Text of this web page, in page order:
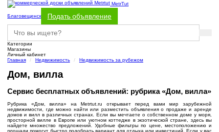
MetrTut
Благовещенск Подать объявление
Категории
Магазины
Личный кабинет
Главная
Недвижимость Недвижимость за рубежом
Дом, вилла
Сервис бесплатных объявлений: рубрика «Дом, вилла»
Рубрика «Дом, вилла» на Metrtut.ru открывает перед вами мир зарубежной
недвижимости, где можно найти или разместить объявления о продаже и аренде
домов и вилл в различных странах. Если вы мечтаете о собственном доме у моря,
просторной вилле в Европе или уютном коттедже в экзотической стране, здесь вы
найдете множество предложений. Удобные фильтры по цене, местоположению и
площади помогут быстро подобрать вариант для отдыха или инвестиций. Если у вас